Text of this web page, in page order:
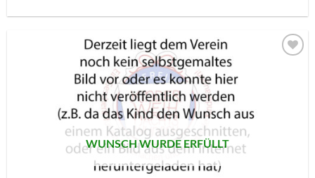
WUNSCH WURDE ERFÜLLT